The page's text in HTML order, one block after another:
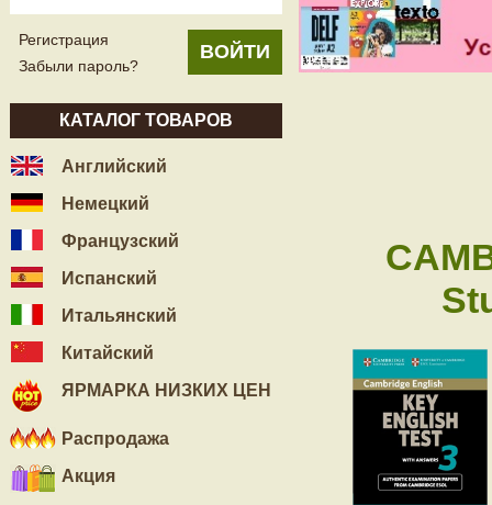
Регистрация
Забыли пароль?
КАТАЛОГ ТОВАРОВ
Английский
Немецкий
Французский
Испанский
Итальянский
Китайский
ЯРМАРКА НИЗКИХ ЦЕН
Распродажа
Акция